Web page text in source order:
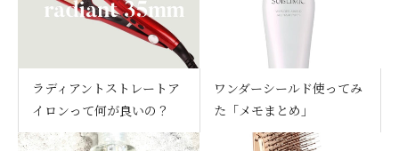
ラディアントストレートア
イロンって何が良いの？
ワンダーシールド使ってみ
た「メモまとめ」